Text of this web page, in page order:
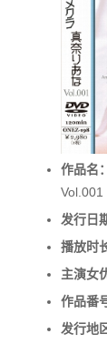
作品名：
Vol.001
发行日
播放时
主演女
作品番
发行地